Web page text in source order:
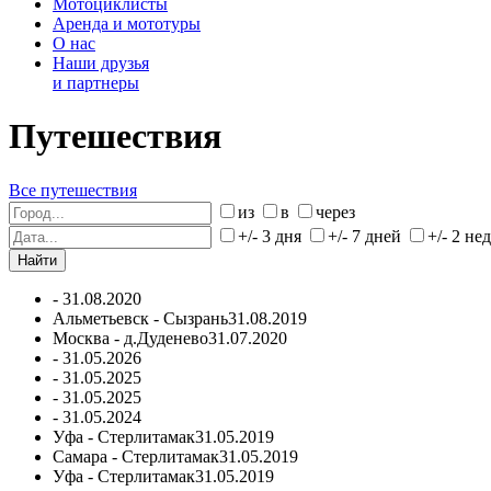
Мотоциклисты
Аренда и мототуры
О нас
Наши друзья
и партнеры
Путешествия
Все путешествия
из
в
через
+/- 3 дня
+/- 7 дней +/- 2
- 31.08.2020
Альметьевск - Сызрань31.08.2019
Москва - д.Дуденево31.07.2020
- 31.05.2026
- 31.05.2025
- 31.05.2025
- 31.05.2024
Уфа - Стерлитамак31.05.2019
Самара - Стерлитамак31.05.2019
Уфа - Стерлитамак31.05.2019